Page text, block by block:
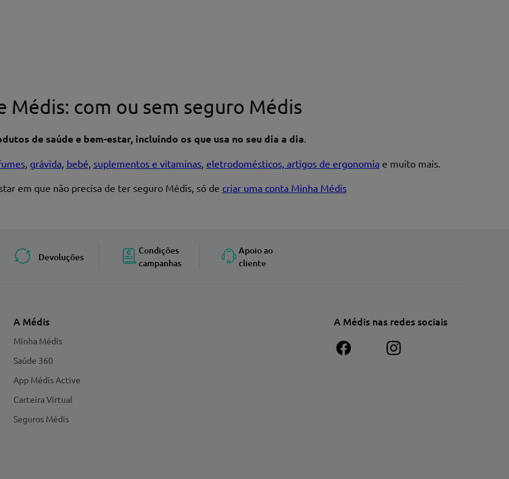
Médis: com ou sem seguro Médis
de saúde e bem-estar, incluindo os que usa no seu dia a dia.
, grávida, bebé, suplementos e vitaminas, eletrodomésticos, artigos de ergonomia e muito mais.
em que não precisa de ter seguro Médis, só de criar uma conta Minha Médis
Devoluções
Condições
campanhas
Apoio ao
cliente
A Médis
Minha Médis
Saúde 360
App Médis Active
Carteira Virtual
Seguros Médis
A Médis nas redes sociais